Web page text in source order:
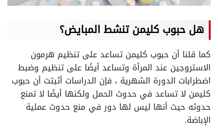
هل حبوب كليمن تنشط المبايض؟
كما قلنا أن حبوب كليمن تساعد على تنظيم هرمون
الاستروجين عند المرأة وتساعد أيضًا على تنظيم وضبط
اضطرابات الدورة الشهرية ، فإن الدراسات أثبتت أن حبوب
كليمن لا تساعد في حدوث الحمل ولكنها أيضًا لا تمنع
حدوثه حيث أنها ليس لها دور في منع حدوث عملية
الإباضة.